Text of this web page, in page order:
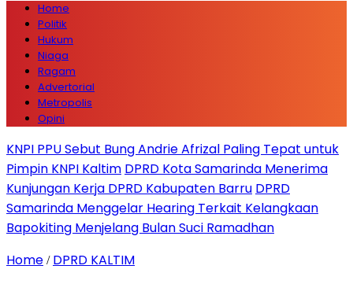
Home
Politik
Hukum
Niaga
Ragam
Advertorial
Metropolis
Opini
KNPI PPU Sebut Bung Andrie Afrizal Paling Tepat untuk
Pimpin KNPI Kaltim DPRD Kota Samarinda Menerima
Kunjungan Kerja DPRD Kabupaten Barru DPRD
Samarinda Menggelar Hearing Terkait Kelangkaan
Bapokiting Menjelang Bulan Suci Ramadhan
Home / DPRD KALTIM